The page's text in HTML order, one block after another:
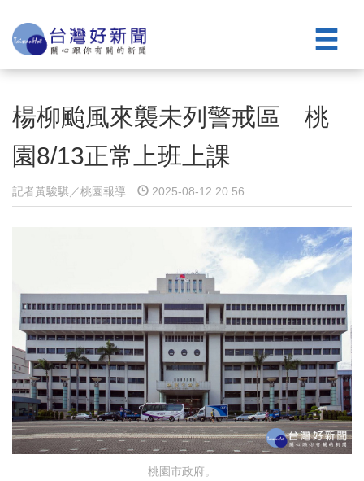
楊柳颱風來襲未列警戒區 桃
園8/13正常上班上課
記者黃駿騏／桃園報導 2025-08-12 20:56
桃園市政府。